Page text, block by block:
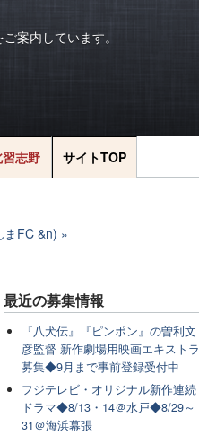
案内しています。
志野 サイトTOP
まFC &n)
最近の募集情報
『八犬伝』『ピンポン』の曽利文
彦監督 新作劇場用映画エキストラ
募集◆9月まで事前登録受付中
フジテレビ・オリジナル新作連続
ドラマ◆8/13・14＠水戸◆8/29～
31＠海浜幕張